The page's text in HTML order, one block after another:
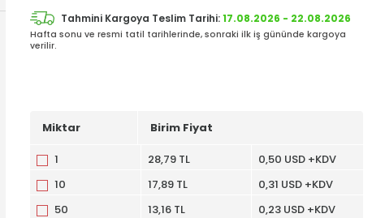
Tahmini Kargoya Teslim Tarihi:17.08.2026 - 22.08.2026
Hafta sonu ve resmi tatil tarihlerinde, sonraki ilk iş gününde kargoya
verilir.
Miktar Birim Fiyat
1 28,79 TL
0,50 USD +KDV
10
17,89 TL
0,31 USD +KDV
50
13,16 TL
0,23 USD +KDV